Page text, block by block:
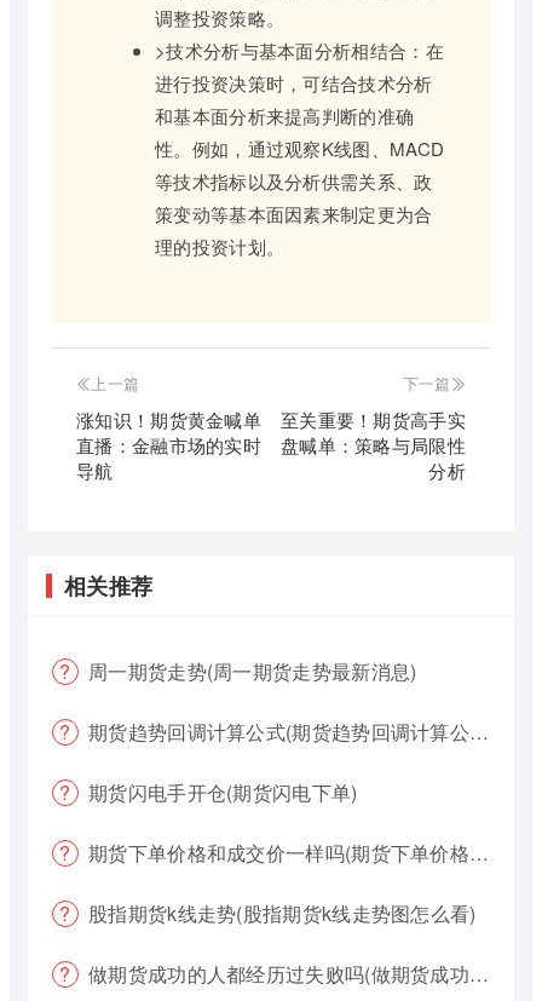
调整投资策略。
>技术分析与基本面分析相结合：在
进行投资决策时，可结合技术分析
和基本面分析来提高判断的准确
性。例如，通过观察K线图、MACD
等技术指标以及分析供需关系、政
策变动等基本面因素来制定更为合
理的投资计划。
上一篇
涨知识！期货黄金喊单
直播：金融市场的实时
导航
下一篇
至关重要！期货高手实
盘喊单：策略与局限性
分析
相关推荐
周一期货走势(周一期货走势最新消息)
期货趋势回调计算公式(期货趋势回调计算公式是什么)
期货闪电手开仓(期货闪电下单)
期货下单价格和成交价一样吗(期货下单价格哪个好?)
股指期货k线走势(股指期货k线走势图怎么看)
做期货成功的人都经历过失败吗(做期货成功的人都经历过失败吗为什么)